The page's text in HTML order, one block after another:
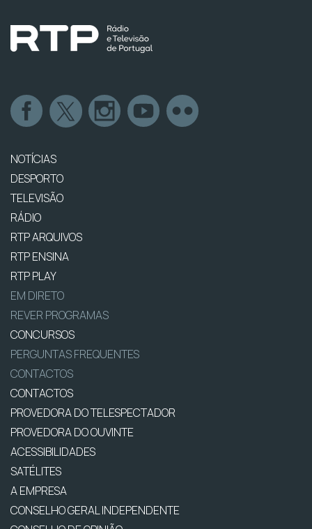
NOTÍCIAS
DESPORTO
TELEVISÃO
RÁDIO
RTP ARQUIVOS
RTP ENSINA
RTP PLAY
EM DIRETO
REVER PROGRAMAS
CONCURSOS
PERGUNTAS FREQUENTES
CONTACTOS
CONTACTOS
PROVEDORA DO TELESPECTADOR
PROVEDORA DO OUVINTE
ACESSIBILIDADES
SATÉLITES
A EMPRESA
CONSELHO GERAL INDEPENDENTE